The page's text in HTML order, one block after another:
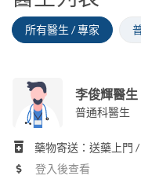
所有醫生 / 專家
李俊輝醫生
普通科醫生
藥物寄送：送藥上門
登入後查看